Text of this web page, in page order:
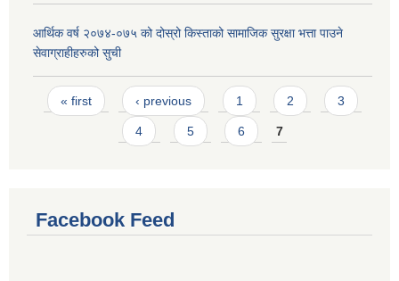
आर्थिक वर्ष २०७४-०७५ को दोस्रो किस्ताको सामाजिक सुरक्षा भत्ता पाउने
सेवाग्राहीहरुको सुची
Pages
« first ‹ previous 1 2 3
4 5 6 7
Facebook Feed